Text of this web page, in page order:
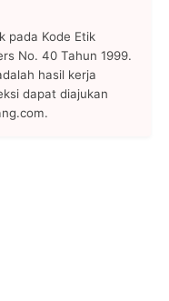
pada Kode Etik
No. 40 Tahun 1999.
hasil kerja
dapat diajukan